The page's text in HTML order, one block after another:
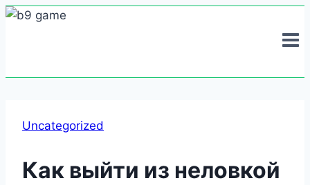
Skip
Uncategorized
Как выйти из неловкой